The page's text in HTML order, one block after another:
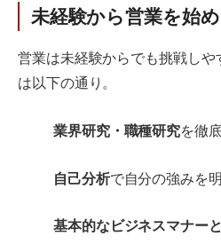
未経験から営業を始
営業は未経験からでも挑戦しや
は以下の通り。
業界研究・職種研究を徹
自己分析で自分の強みを
基本的なビジネスマナー